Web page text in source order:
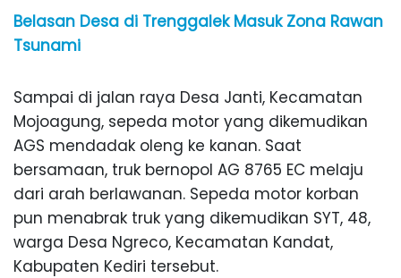
Belasan Desa di Trenggalek Masuk Zona Rawan
Tsunami
Sampai di jalan raya Desa Janti, Kecamatan
Mojoagung, sepeda motor yang dikemudikan
AGS mendadak oleng ke kanan. Saat
bersamaan, truk bernopol AG 8765 EC melaju
dari arah berlawanan. Sepeda motor korban
pun menabrak truk yang dikemudikan SYT, 48,
warga Desa Ngreco, Kecamatan Kandat,
Kabupaten Kediri tersebut.